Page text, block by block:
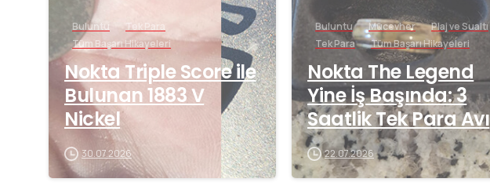
Buluntu
Tek Para
Tüm Başarı Hikayeleri
Nokta Triple Score ile
Bulunan 1883 V
Nickel
30.07.2026
Buluntu Mücevher
Plaj ve Sualtı
Tek Para
Tüm Başarı Hikayeleri
Nokta The Legend
Yine İş Başında: 3
Saatlik Tek Para Avı
22.07.2026